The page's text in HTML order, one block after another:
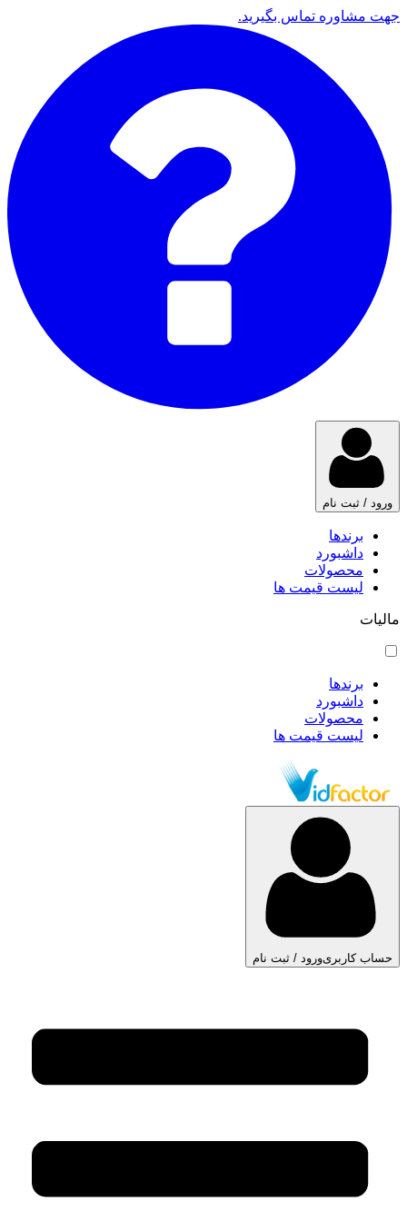
جهت مشاوره تماس بگیرید.
ورود / ثبت نام
برندها
داشبورد
محصولات
لیست قیمت ها
مالیات
برندها
داشبورد
محصولات
لیست قیمت ها
حساب کاربریورود / ثبت نام